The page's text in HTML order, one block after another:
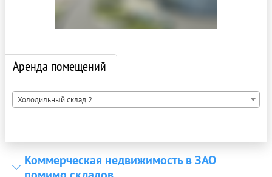
Аренда помещений
Холодильный склад 2
Коммерческая недвижимость в ЗАО